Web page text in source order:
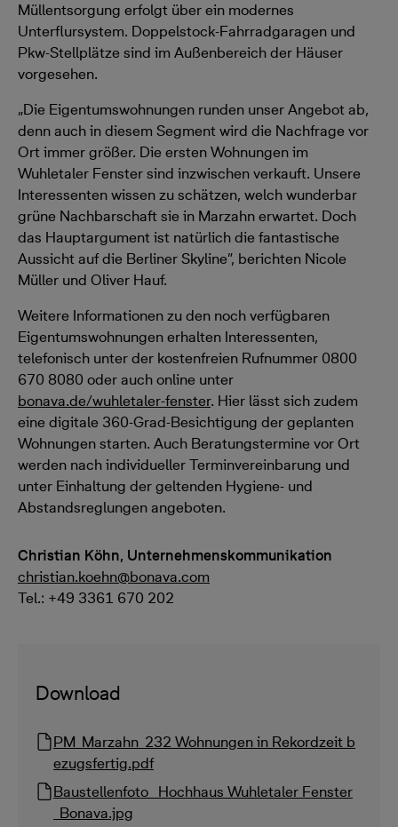
Müllentsorgung erfolgt über ein modernes
Unterflursystem. Doppelstock-Fahrradgaragen und
Pkw-Stellplätze sind im Außenbereich der Häuser
vorgesehen.
„Die Eigentumswohnungen runden unser Angebot ab,
denn auch in diesem Segment wird die Nachfrage vor
Ort immer größer. Die ersten Wohnungen im
Wuhletaler Fenster sind inzwischen verkauft. Unsere
Interessenten wissen zu schätzen, welch wunderbar
grüne Nachbarschaft sie in Marzahn erwartet. Doch
das Hauptargument ist natürlich die fantastische
Aussicht auf die Berliner Skyline”, berichten Nicole
Müller und Oliver Hauf.
Weitere Informationen zu den noch verfügbaren
Eigentumswohnungen erhalten Interessenten,
telefonisch unter der kostenfreien Rufnummer 0800
670 8080 oder auch online unter
bonava.de/wuhletaler-fenster. Hier lässt sich zudem
eine digitale 360-Grad-Besichtigung der geplanten
Wohnungen starten. Auch Beratungstermine vor Ort
werden nach individueller Terminvereinbarung und
unter Einhaltung der geltenden Hygiene- und
Abstandsreglungen angeboten.
Christian Köhn, Unternehmenskommunikation
christian.koehn@bonava.com
Tel.: +49 3361 670 202
Download
PM_Marzahn_232 Wohnungen in Rekordzeit b
ezugsfertig.pdf
Baustellenfoto_ Hochhaus Wuhletaler Fenster
_Bonava.jpg